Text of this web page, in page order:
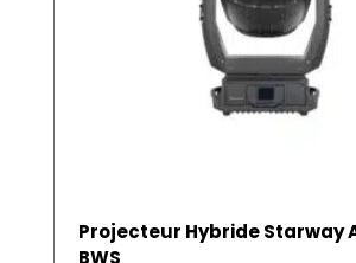
Projecteur Hybride Starway
BWS